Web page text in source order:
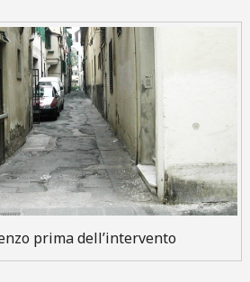
prima dell’intervento